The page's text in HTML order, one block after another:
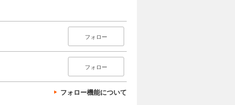
フォロー
フォロー
フォロー機能について